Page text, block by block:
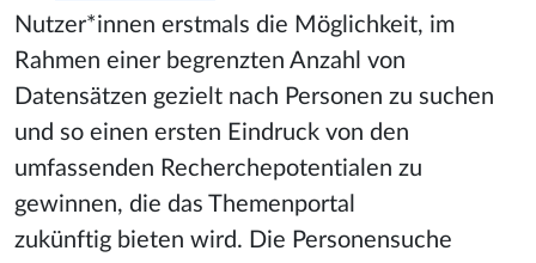
Nutzer*innen erstmals die Möglichkeit, im
Rahmen einer begrenzten Anzahl von
Datensätzen gezielt nach Personen zu suchen
und so einen ersten Eindruck von den
umfassenden Recherchepotentialen zu
gewinnen, die das Themenportal
zukünftig bieten wird. Die Personensuche